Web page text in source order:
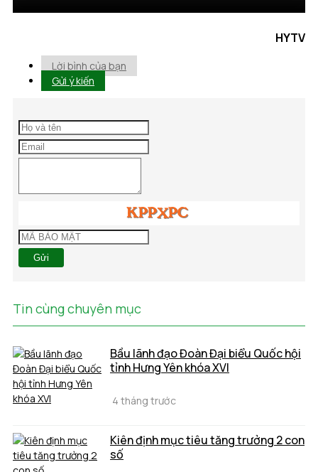
HYTV
Lời bình của bạn
Gửi ý kiến
Gửi
Tin cùng chuyên mục
Bầu lãnh đạo Đoàn Đại biểu Quốc hội
tỉnh Hưng Yên khóa XVI
4 tháng trước
Kiên định mục tiêu tăng trưởng 2 con
số